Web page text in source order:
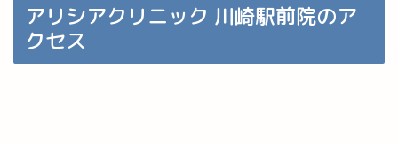
アリシアクリニック 川崎駅前院のア
クセス